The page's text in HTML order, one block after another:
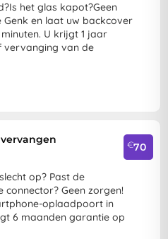
het glas kapot?Geen
en laat uw backcover
U krijgt 1 jaar
van de
€70
op? Past de
Geen zorgen!
oplaadpoort in
6 maanden garantie op